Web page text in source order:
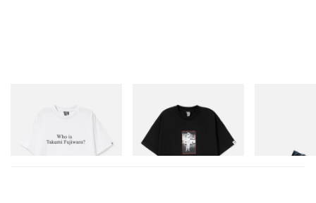
Billionaire Boys Club X Initial
D Cotton T-Shirt 3
BILLIONAIRE BOYS CLUB X
INITIAL D COTTON T-SHIRT
立即購入